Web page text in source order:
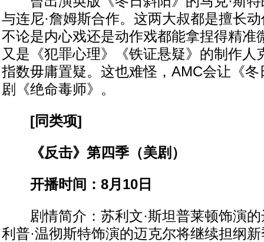
与连尼·詹姆斯合作。这两大叔都是擅长
不论是内心戏还是动作戏都能拿捏得精准
又是《犯罪心理》《铁证悬疑》的制作人
指数毋庸置疑。这也难怪，AMC会让《
剧《绝命毒师》。
[同类项]
《反击》第四季（美剧）
开播时间：8月10日
剧情简介：苏利文·斯坦普莱顿饰演的
利普·温彻斯特饰演的迈克尔将继续担纲